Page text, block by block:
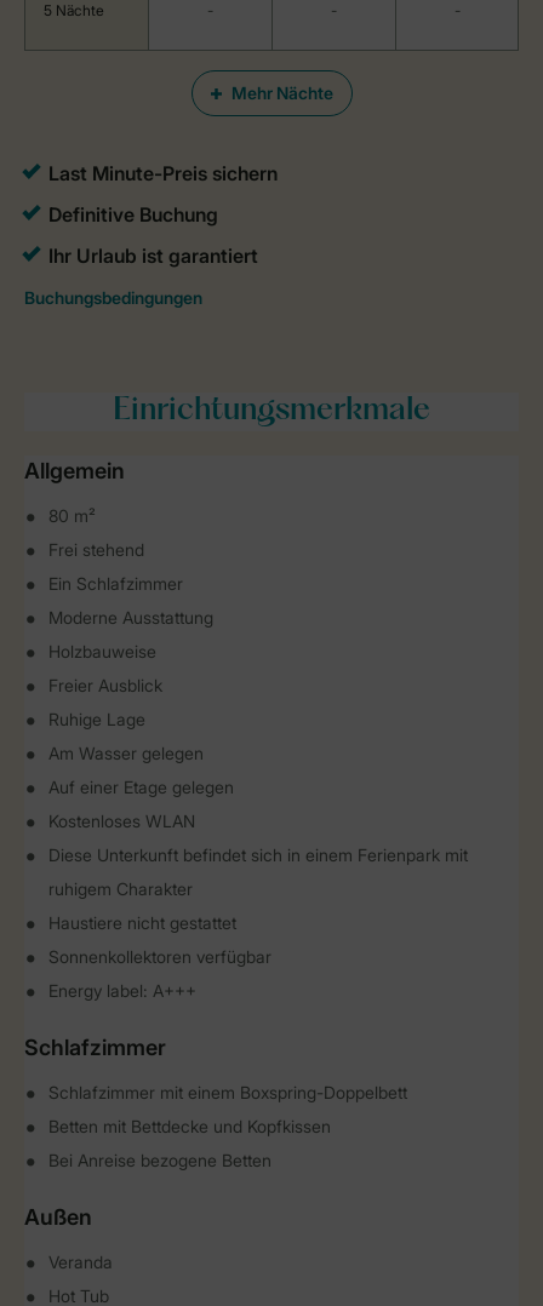
Mehr Nächte
5 Nächte - - -
Einrichtungsmerkmale
Allgemein
80 m²
Frei stehend
Ein Schlafzimmer
Moderne Ausstattung
Holzbauweise
Freier Ausblick
Ruhige Lage
Am Wasser gelegen
Auf einer Etage gelegen
Kostenloses WLAN
Diese Unterkunft befindet sich in einem Ferienpark mit
ruhigem Charakter
Haustiere nicht gestattet
Sonnenkollektoren verfügbar
Energy label: A+++
Schlafzimmer
Schlafzimmer mit einem Boxspring-Doppelbett
Betten mit Bettdecke und Kopfkissen
Bei Anreise bezogene Betten
Außen
Veranda
Hot Tub